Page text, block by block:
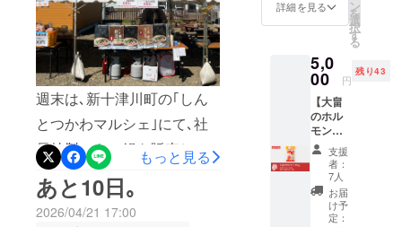
たが､今回の挑戦を通して､
これまで以上に多くの方に
知っていただく機会となり､
また､皆さまからの応援の言
葉ひとつひとつが､大きな力
となりました｡いただいたご
支援とご縁を大切に､これか
らも一つひとつ丁寧に取り
組んでまいります｡改めまし
週末は､新十津川町の｢しん
とつかわマルシェ｣にて､社
長特製のもつ鍋を販売しま
した｡たくさんの方に食べて
いただき､本当にありがとう
もっと見る
あと10日｡
2026/04/21 17:00
の食卓に幸
せを届ける
小さな精肉
店の大きな
挑戦を、ぜ
ひ一緒に面
白がって、
支えていた
援の全
維持・
運営の
大切に
活用さ
せてい
ただき
ます 。
《内
容》 ・
サンク
スメー
ン」を
ます。
特製
「焼肉
のた
れ」を
焼き上
がりに
つけて
お召し
上がり
くださ
い。 ※
詳細を見る ン
を
選
択
す
る
5,0
00 円
残り43
【大畠
のホル
モン
500g】
おばあ
ちゃん
が生ん
だ、新
十津川
支援
者：
7人
お届
け予
定：